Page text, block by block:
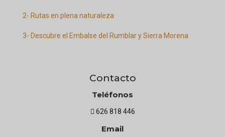
2- Rutas en plena naturaleza
3- Descubre el Embalse del Rumblar y Sierra Morena
Contacto
Teléfonos
626 818 446
Email